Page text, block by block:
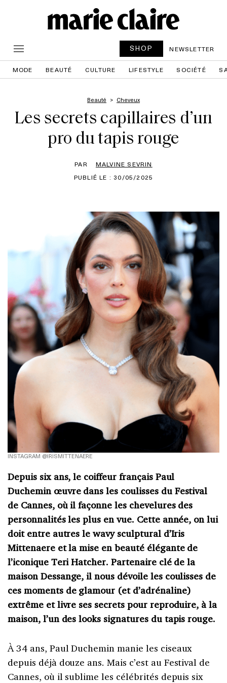
SHOP NEWSLETTER
MODE BEAUTÉ CULTURE LIFESTYLE SOCIÉTÉ
Beauté Cheveux
Les secrets capillaires d’un
pro du tapis rouge
PAR
MALVINE SEVRIN
PUBLIÉ LE : 30/05/2025
INSTAGRAM @IRISMITTENAERE
Depuis six ans, le coiffeur français Paul
Duchemin œuvre dans les coulisses du Festival
de Cannes, où il façonne les chevelures des
personnalités les plus en vue. Cette année, on lui
doit entre autres le wavy sculptural d’Iris
Mittenaere et la mise en beauté élégante de
l’iconique Teri Hatcher. Partenaire clé de la
maison Dessange, il nous dévoile les coulisses de
ces moments de glamour (et d’adrénaline)
extrême et livre ses secrets pour reproduire, à la
maison, l’un des looks signatures du tapis rouge.
À 34 ans, Paul Duchemin manie les ciseaux
depuis déjà douze ans. Mais c’est au Festival de
Cannes, où il sublime les célébrités depuis six